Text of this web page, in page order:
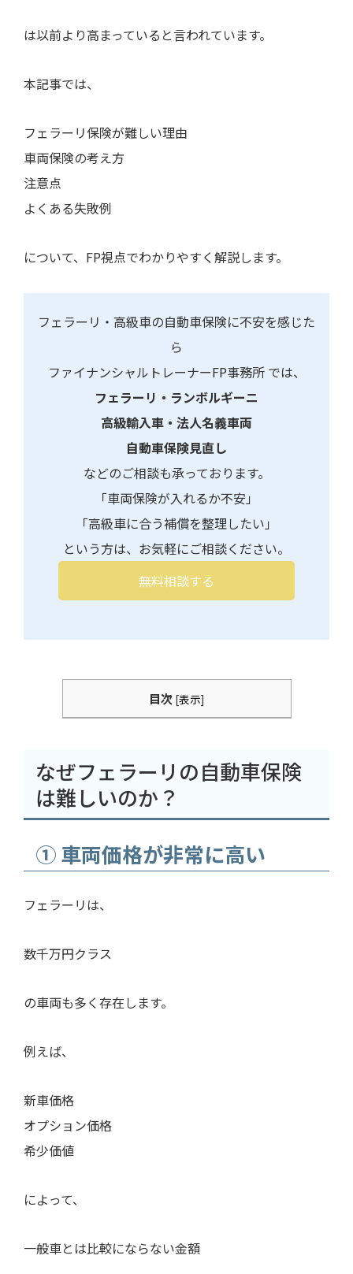
は以前より高まっていると言われています。
本記事では、
フェラーリ保険が難しい理由
車両保険の考え方
注意点
よくある失敗例
について、FP視点でわかりやすく解説します。
フェラーリ・高級車の自動車保険に不安を感じた
ら
ファイナンシャルトレーナーFP事務所 では、
フェラーリ・ランボルギーニ
高級輸入車・法人名義車両
自動車保険見直し
などのご相談も承っております。
「車両保険が入れるか不安」
「高級車に合う補償を整理したい」
という方は、お気軽にご相談ください。
無料相談する
目次 [表示]
なぜフェラーリの自動車保険
は難しいのか？
① 車両価格が非常に高い
フェラーリは、
数千万円クラス
の車両も多く存在します。
例えば、
新車価格
オプション価格
希少価値
によって、
一般車とは比較にならない金額